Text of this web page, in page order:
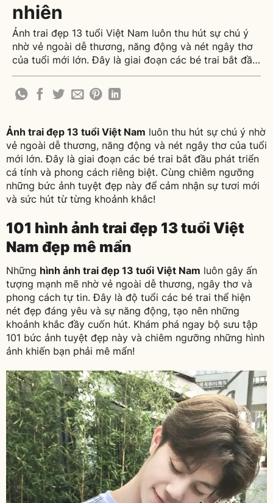
nhiên
Ảnh trai đẹp 13 tuổi Việt Nam luôn thu hút sự chú ý
nhờ vẻ ngoài dễ thương, năng động và nét ngây thơ
của tuổi mới lớn. Đây là giai đoạn các bé trai bắt đầu
phát triển cá tính và phong cách riêng biệt. Cùng
chiêm ngưỡng những bức ảnh tuyệt đẹp này [...]
Ảnh trai đẹp 13 tuổi Việt Nam luôn thu hút sự chú ý nhờ
vẻ ngoài dễ thương, năng động và nét ngây thơ của tuổi
mới lớn. Đây là giai đoạn các bé trai bắt đầu phát triển
cá tính và phong cách riêng biệt. Cùng chiêm ngưỡng
những bức ảnh tuyệt đẹp này để cảm nhận sự tươi mới
và sức hút từ từng khoảnh khắc!
101 hình ảnh trai đẹp 13 tuổi Việt
Nam đẹp mê mẩn
Những hình ảnh trai đẹp 13 tuổi Việt Nam luôn gây ấn
tượng mạnh mẽ nhờ vẻ ngoài dễ thương, ngây thơ và
phong cách tự tin. Đây là độ tuổi các bé trai thể hiện
nét đẹp đáng yêu và sự năng động, tạo nên những
khoảnh khắc đầy cuốn hút. Khám phá ngay bộ sưu tập
101 bức ảnh tuyệt đẹp này và chiêm ngưỡng những hình
ảnh khiến bạn phải mê mẩn!